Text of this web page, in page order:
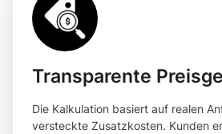
Transparente
Die Kalkulation basiert auf realen
versteckte Zusatzkosten. Kunden